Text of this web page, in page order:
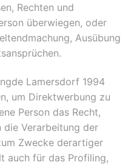
Rechten und
überwiegen, oder
Ausübung
Lamersdorf 1994
um Direktwerbung zu
Person das Recht,
die Verarbeitung der
Zwecke derartiger
auch für das Profiling,